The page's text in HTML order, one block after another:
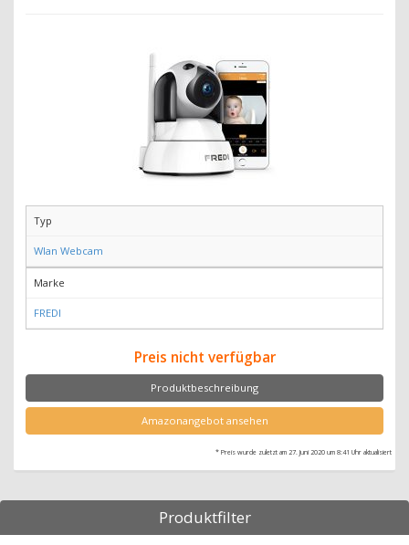
Typ
Wlan Webcam
Marke
FREDI
Preis nicht verfügbar
Produktbeschreibung
Amazonangebot ansehen
* Preis wurde zuletzt am 27. Juni 2020 um 8:41 Uhr aktualisiert
Produktfilter